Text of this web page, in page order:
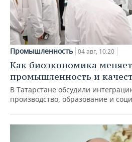
Промышленность 04 авг, 10:20
Как биоэкономика меняет
промышленность и
В Татарстане обсудили
производство, образование и